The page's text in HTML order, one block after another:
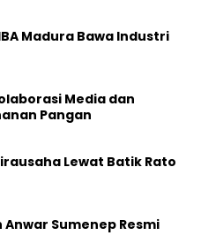
Madura Bawa Industri
Media dan
Pangan
Lewat Batik Rato
Anwar Sumenep Resmi